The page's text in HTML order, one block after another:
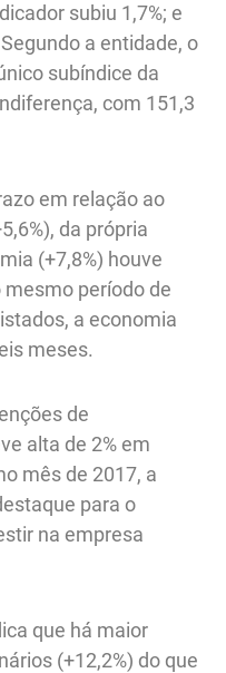
subiu 1,7%; e
a entidade, o
subíndice da
com 151,3
em relação ao
da própria
(+7,8%) houve
período de
a economia
meses.
de
alta de 2% em
mês de 2017, a
para o
na empresa
que há maior
(+12,2%) do que